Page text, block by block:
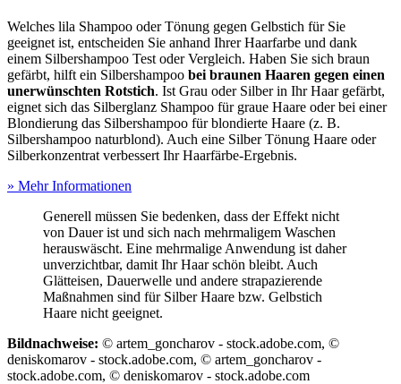
Welches lila Shampoo oder Tönung gegen Gelbstich für Sie
geeignet ist, entscheiden Sie anhand Ihrer Haarfarbe und dank
einem Silbershampoo Test oder Vergleich. Haben Sie sich braun
gefärbt, hilft ein Silbershampoo bei braunen Haaren gegen einen
unerwünschten Rotstich. Ist Grau oder Silber in Ihr Haar gefärbt,
eignet sich das Silberglanz Shampoo für graue Haare oder bei einer
Blondierung das Silbershampoo für blondierte Haare (z. B.
Silbershampoo naturblond). Auch eine Silber Tönung Haare oder
Silberkonzentrat verbessert Ihr Haarfärbe-Ergebnis.
» Mehr Informationen
Generell müssen Sie bedenken, dass der Effekt nicht
von Dauer ist und sich nach mehrmaligem Waschen
herauswäscht. Eine mehrmalige Anwendung ist daher
unverzichtbar, damit Ihr Haar schön bleibt. Auch
Glätteisen, Dauerwelle und andere strapazierende
Maßnahmen sind für Silber Haare bzw. Gelbstich
Haare nicht geeignet.
Bildnachweise: © artem_goncharov - stock.adobe.com, ©
deniskomarov - stock.adobe.com, © artem_goncharov -
stock.adobe.com, © deniskomarov - stock.adobe.com